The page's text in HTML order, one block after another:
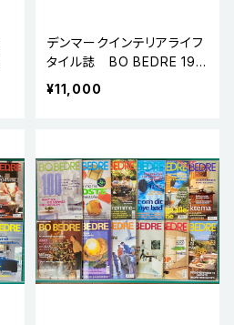
デンマークインテリアライフ
タイル誌 BO BEDRE 199
7年 コンプリート12冊
¥11,000